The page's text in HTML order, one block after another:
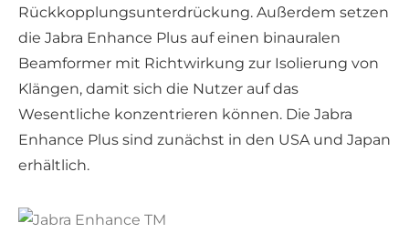
Rückkopplungsunterdrückung. Außerdem setzen
die Jabra Enhance Plus auf einen binauralen
Beamformer mit Richtwirkung zur Isolierung von
Klängen, damit sich die Nutzer auf das
Wesentliche konzentrieren können. Die Jabra
Enhance Plus sind zunächst in den USA und Japan
erhältlich.